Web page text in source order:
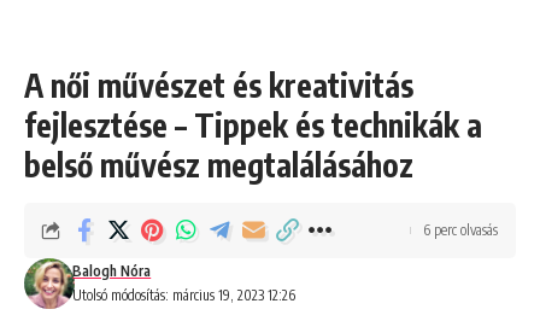
A női művészet és kreativitás
fejlesztése – Tippek és technikák a
belső művész megtalálásához
Utolsó módosítás: március 19, 2023 12:26
Balogh Nóra
6 perc olvasás